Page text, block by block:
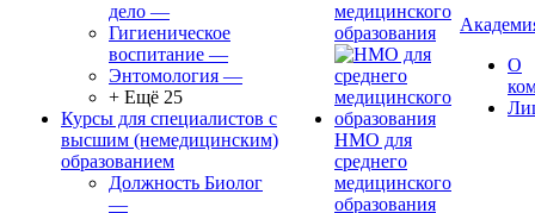
дело —
Гигиеническое
воспитание —
Энтомология —
+ Ещё 25
Курсы для специалистов с
высшим (немедицинским)
образованием
Должность Биолог
—
медицинского
образования
НМО для
среднего
медицинского
образования
О